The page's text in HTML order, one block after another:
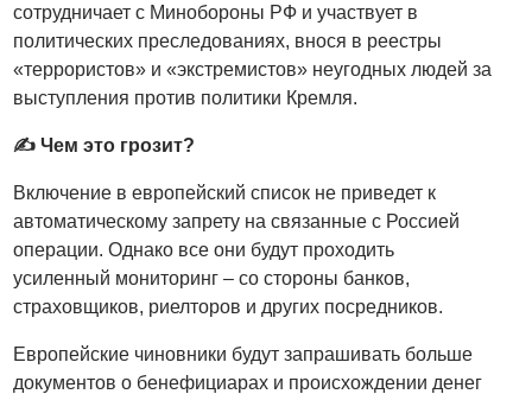
сотрудничает с Минобороны РФ и участвует в
политических преследованиях, внося в реестры
«террористов» и «экстремистов» неугодных людей за
выступления против политики Кремля.
✍️ Чем это грозит?
Включение в европейский список не приведет к
автоматическому запрету на связанные с Россией
операции. Однако все они будут проходить
усиленный мониторинг – со стороны банков,
страховщиков, риелторов и других посредников.
Европейские чиновники будут запрашивать больше
документов о бенефициарах и происхождении денег